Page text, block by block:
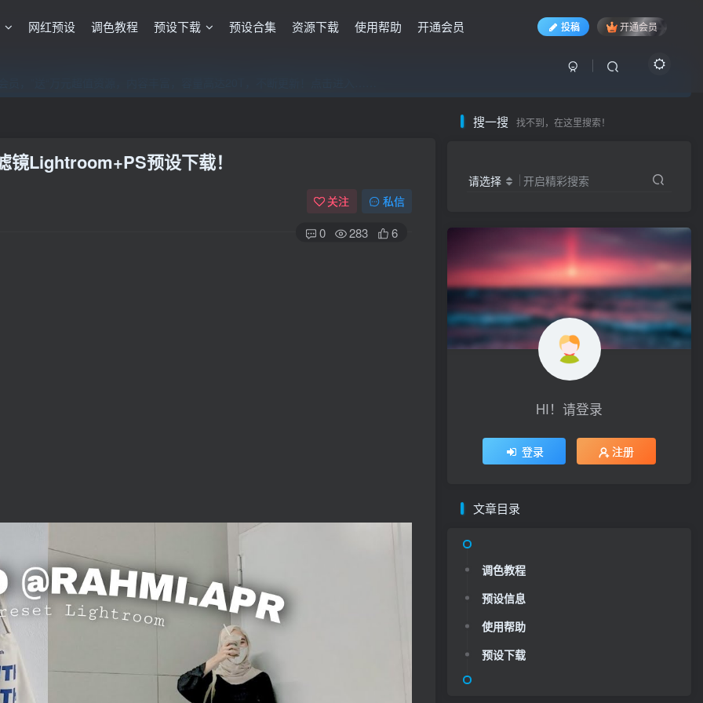
网红预设 调色教程 预设下载 预设合集 资源下载 使用帮助 开通会员 投稿 开通会员
员，”送“万元超值资源，内容丰富，容量高达20T，不断更新！点击进入……
镜Lightroom+PS预设下载！
关注 私信
0 283 6
搜一搜 找不到，在这里搜索！
请选择 开启精彩搜索
HI！请登录
登录 注册
文章目录
调色教程
预设信息
使用帮助
预设下载